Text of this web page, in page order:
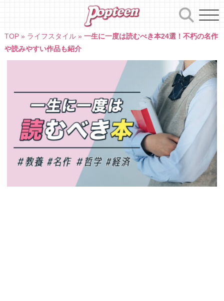
TOP» ライフスタイル» 一生に一度は読むべき本24選！不朽の名作
や読みやすい作品も紹介